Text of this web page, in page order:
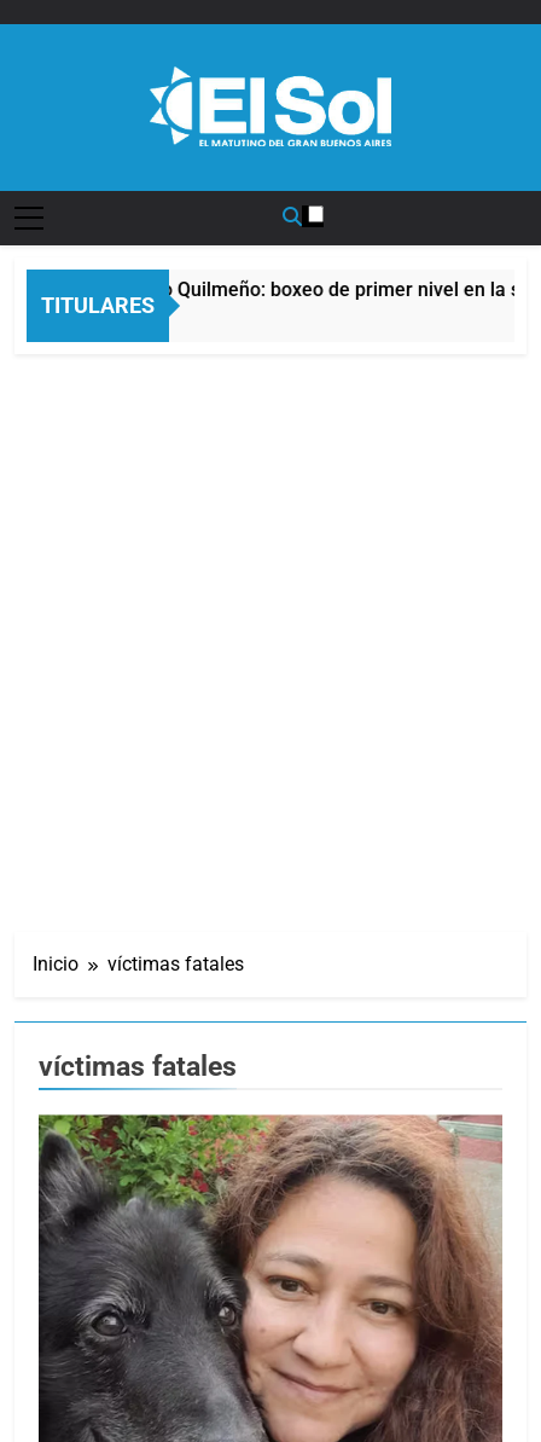
TITULARES
noche del Afro Quilmeño: boxeo de primer nivel en la sede
Horas Atrás
Inicio víctimas fatales
víctimas fatales